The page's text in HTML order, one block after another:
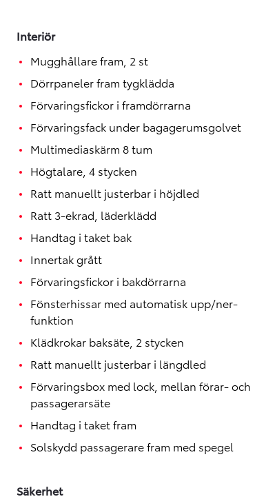
Interiör
Mugghållare fram, 2 st
Dörrpaneler fram tygklädda
Förvaringsfickor i framdörrarna
Förvaringsfack under bagagerumsgolvet
Multimediaskärm 8 tum
Högtalare, 4 stycken
Ratt manuellt justerbar i höjdled
Ratt 3-ekrad, läderklädd
Handtag i taket bak
Innertak grått
Förvaringsfickor i bakdörrarna
Fönsterhissar med automatisk upp/ner-
funktion
Klädkrokar baksäte, 2 stycken
Ratt manuellt justerbar i längdled
Förvaringsbox med lock, mellan förar- och
passagerarsäte
Handtag i taket fram
Solskydd passagerare fram med spegel
Säkerhet